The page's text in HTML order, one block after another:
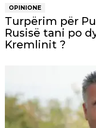
OPINIONE
Turpërim për
Rusisë tani po
Kremlinit ?